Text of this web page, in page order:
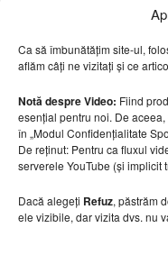
Ca să îmbunătățim site-ul,
aflăm câți ne vizitați și ce
Notă despre Video: Fiind
esențial pentru noi. De
în „Modul Confidențialitate
De reținut: Pentru ca fluxul
serverele YouTube (și implicit
Dacă alegeți Refuz, păstrăm
ele vizibile, dar vizita dvs. nu
Cele mai
7 august 2026